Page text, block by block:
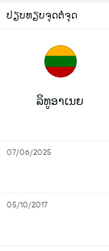
ປຽບທຽບຈຸດຕໍ່ຈຸດ
ລິທູອາເນຍ
07/06/2025
05/10/2017